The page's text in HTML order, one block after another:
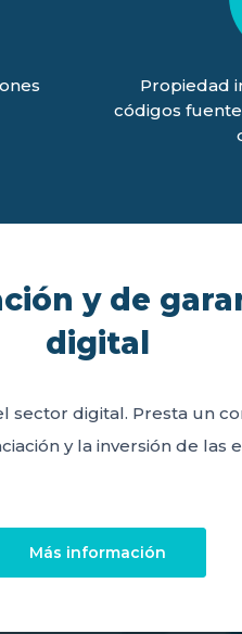
Propiedad
códigos
y de
digital
sector digital. Presta un
y la inversión de las
Más información